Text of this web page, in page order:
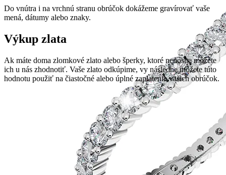
Do vnútra i na vrchnú stranu obrúčok dokážeme gravírovať vaše
mená, dátumy alebo znaky.
Výkup zlata
Ak máte doma zlomkové zlato alebo šperky, ktoré nenosíte môžete
ich u nás zhodnotiť. Vaše zlato odkúpime, vy následne môžete túto
hodnotu použiť na čiastočné alebo úplné zaplatenie vašich obrúčok.